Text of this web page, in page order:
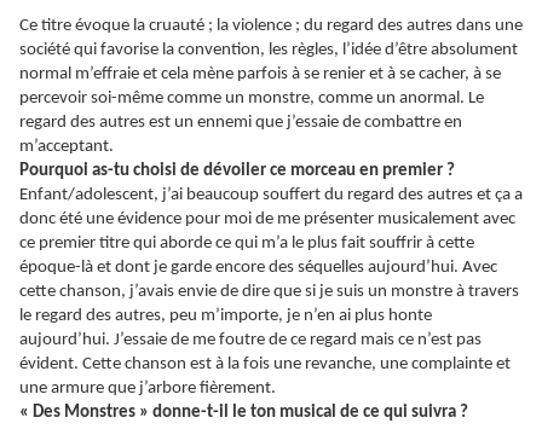
Ce titre évoque la cruauté ; la violence ; du regard des autres dans une
société qui favorise la convention, les règles, l’idée d’être absolument
normal m’effraie et cela mène parfois à se renier et à se cacher, à se
percevoir soi-même comme un monstre, comme un anormal. Le
regard des autres est un ennemi que j’essaie de combattre en
m’acceptant.
Pourquoi as-tu choisi de dévoiler ce morceau en premier ?
Enfant/adolescent, j’ai beaucoup souffert du regard des autres et ça a
donc été une évidence pour moi de me présenter musicalement avec
ce premier titre qui aborde ce qui m’a le plus fait souffrir à cette
époque-là et dont je garde encore des séquelles aujourd’hui. Avec
cette chanson, j’avais envie de dire que si je suis un monstre à travers
le regard des autres, peu m’importe, je n’en ai plus honte
aujourd’hui. J’essaie de me foutre de ce regard mais ce n’est pas
évident. Cette chanson est à la fois une revanche, une complainte et
une armure que j’arbore fièrement.
« Des Monstres » donne-t-il le ton musical de ce qui suivra ?